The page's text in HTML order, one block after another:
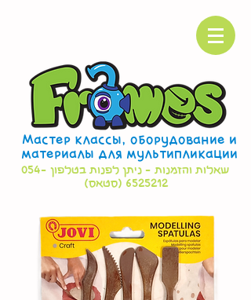
Мастер классы, оборудование и
материалы для мультипликации
שאלות והזמנות - ניתן לפנות בטלפון 054-
6525212(סטאס)